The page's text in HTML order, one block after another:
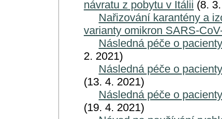
návratu z pobytu v Itálii (8.
Nařizování karantény a
varianty omikron SARS-
Následná péče o
2. 2021)
Následná péče o
(13. 4. 2021)
Následná péče o
(19. 4. 2021)